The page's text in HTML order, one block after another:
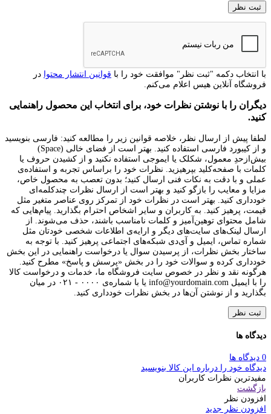
با انتخاب دکمه "ثبت نظر" موافقت خود را با قوانین انتشار محتوا در
فروشگاه آنلاین هیس اعلام می‌کنم.
دیگران را با نوشتن نظرات خود، برای انتخاب این محصول راهنمایی
کنید.
لطفا پیش از ارسال نظر، خلاصه قوانین زیر را مطالعه کنید: فارسی بنویسید
و از کیبورد فارسی استفاده کنید. بهتر است از فضای خالی (Space)
بیش‌از‌حدِ معمول، شکلک یا ایموجی استفاده نکنید و از کشیدن حروف یا
کلمات با صفحه‌کلید بپرهیزید. نظرات خود را براساس تجربه و استفاده‌ی
عملی و با دقت به نکات فنی ارسال کنید؛ بدون تعصب به محصول خاص،
مزایا و معایب را بازگو کنید و بهتر است از ارسال نظرات چندکلمه‌‌ای
خودداری کنید. بهتر است در نظرات خود از تمرکز روی عناصر متغیر مثل
قیمت، پرهیز کنید. به کاربران و سایر اشخاص احترام بگذارید. پیام‌هایی که
شامل محتوای توهین‌آمیز و کلمات نامناسب باشند، حذف می‌شوند. از
ارسال لینک‌های سایت‌های دیگر و ارایه‌ی اطلاعات شخصی خودتان مثل
شماره تماس، ایمیل و آی‌دی شبکه‌های اجتماعی پرهیز کنید. با توجه به
ساختار بخش نظرات، از پرسیدن سوال یا درخواست راهنمایی در این بخش
خودداری کرده و سوالات خود را در بخش «پرسش و پاسخ» مطرح کنید.
هرگونه نقد و نظر در خصوص سایت فروشگاه ما، خدمات و درخواست کالا
را با ایمیل info@yourdomain.com یا با شماره‌ی ۰۰۰۰ - ۰۲۱ در میان
بگذارید و از نوشتن آن‌ها در بخش نظرات خودداری کنید.
ثبت نظر
دیدگاه ها
0 دیدگاه ها
دیدگاه خود را درباره این کالا بنویسید
مفیدترین نظرات کاربران
بازگشت
افزودن نظر
افزودن نظر جدید